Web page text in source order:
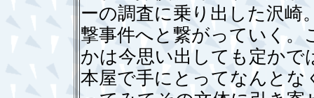
ーの調査に乗り出した沢崎
撃事件へと繋がっていく
かは今思い出しても定かで
本屋で手にとってなんと